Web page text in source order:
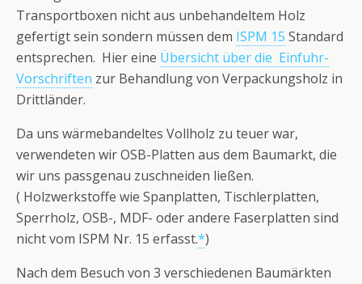
Transportboxen nicht aus unbehandeltem Holz
gefertigt sein sondern müssen dem ISPM 15 Standard
entsprechen. Hier eine Übersicht über die Einfuhr-
Vorschriften zur Behandlung von Verpackungsholz in
Drittländer.
Da uns wärmebandeltes Vollholz zu teuer war,
verwendeten wir OSB-Platten aus dem Baumarkt, die
wir uns passgenau zuschneiden ließen.
( Holzwerkstoffe wie Spanplatten, Tischlerplatten,
Sperrholz, OSB-, MDF- oder andere Faserplatten sind
nicht vom ISPM Nr. 15 erfasst.*)
Nach dem Besuch von 3 verschiedenen Baumärkten